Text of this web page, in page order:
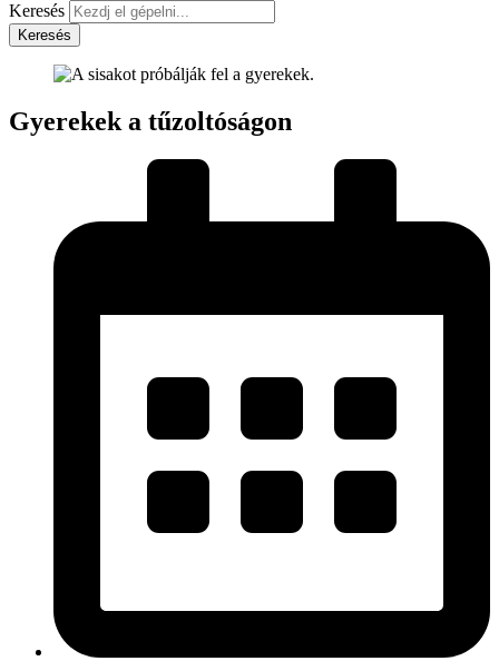
Keresés
Keresés
Gyerekek a tűzoltóságon